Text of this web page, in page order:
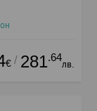
€ / 281.64
лв.